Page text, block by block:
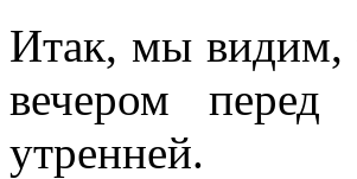
Итак, мы видим,
вечером перед
утренней.